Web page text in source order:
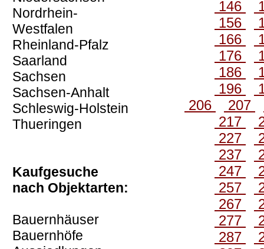
Nordrhein-
Westfalen
Rheinland-Pfalz
Saarland
Sachsen
Sachsen-Anhalt
Schleswig-Holstein
Thueringen
Kaufgesuche
nach Objektarten:
Bauernhäuser
Bauernhöfe
146
156
166
176
186
196
206
207
217
227
237
247
257
267
277
287